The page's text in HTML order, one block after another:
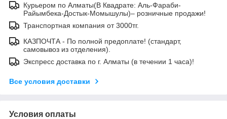
Курьером по Алматы(В Квадрате: Аль-Фараби-
Райымбека-Достык-Момышулы)– розничные продажи!
Транспортная компания от 3000тг.
КАЗПОЧТА - По полной предоплате! (стандарт,
самовывоз из отделения).
Экспресс доставка по г. Алматы (в течении 1 часа)!
Все условия доставки
Условия оплаты